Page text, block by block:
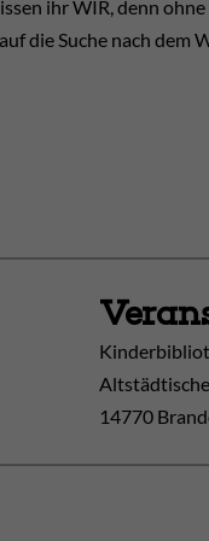
ihr WIR, denn
die Suche nach dem
14770